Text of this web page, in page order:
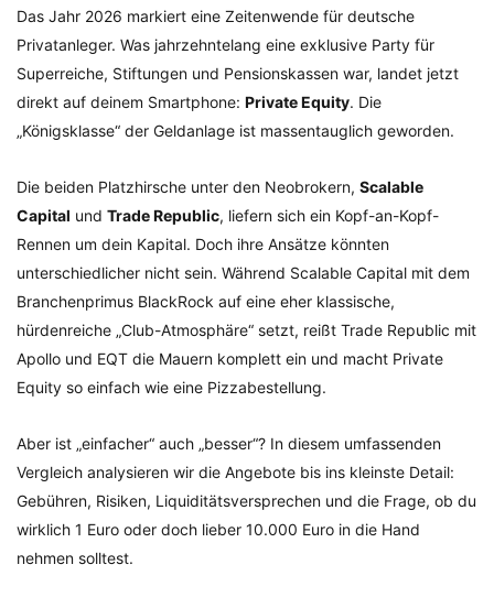
Das Jahr 2026 markiert eine Zeitenwende für deutsche
Privatanleger. Was jahrzehntelang eine exklusive Party für
Superreiche, Stiftungen und Pensionskassen war, landet jetzt
direkt auf deinem Smartphone: Private Equity. Die
„Königsklasse“ der Geldanlage ist massentauglich geworden.
Die beiden Platzhirsche unter den Neobrokern, Scalable
Capital und Trade Republic, liefern sich ein Kopf-an-Kopf-
Rennen um dein Kapital. Doch ihre Ansätze könnten
unterschiedlicher nicht sein. Während Scalable Capital mit dem
Branchenprimus BlackRock auf eine eher klassische,
hürdenreiche „Club-Atmosphäre“ setzt, reißt Trade Republic mit
Apollo und EQT die Mauern komplett ein und macht Private
Equity so einfach wie eine Pizzabestellung.
Aber ist „einfacher“ auch „besser“? In diesem umfassenden
Vergleich analysieren wir die Angebote bis ins kleinste Detail:
Gebühren, Risiken, Liquiditätsversprechen und die Frage, ob du
wirklich 1 Euro oder doch lieber 10.000 Euro in die Hand
nehmen solltest.